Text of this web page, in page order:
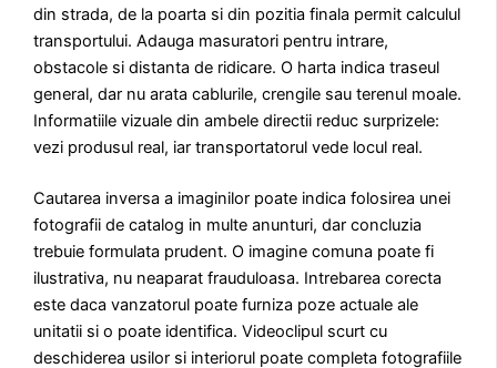
din strada, de la poarta si din pozitia finala permit calculul
transportului. Adauga masuratori pentru intrare,
obstacole si distanta de ridicare. O harta indica traseul
general, dar nu arata cablurile, crengile sau terenul moale.
Informatiile vizuale din ambele directii reduc surprizele:
vezi produsul real, iar transportatorul vede locul real.
Cautarea inversa a imaginilor poate indica folosirea unei
fotografii de catalog in multe anunturi, dar concluzia
trebuie formulata prudent. O imagine comuna poate fi
ilustrativa, nu neaparat frauduloasa. Intrebarea corecta
este daca vanzatorul poate furniza poze actuale ale
unitatii si o poate identifica. Videoclipul scurt cu
deschiderea usilor si interiorul poate completa fotografiile